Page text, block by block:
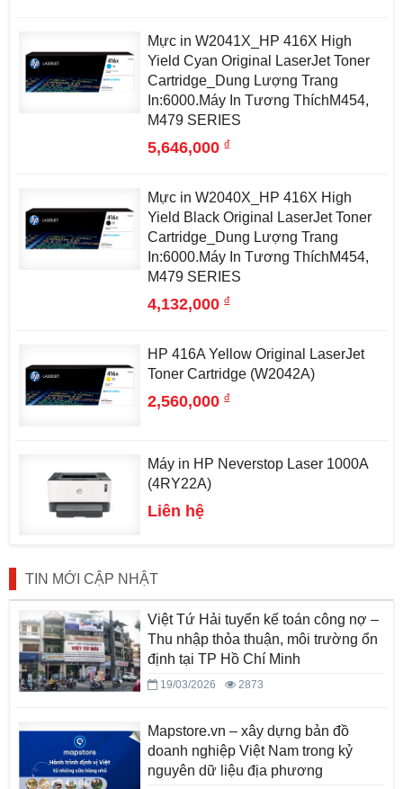
Mực in W2041X_HP 416X High
Yield Cyan Original LaserJet Toner
Cartridge_Dung Lượng Trang
In:6000.Máy In Tương ThíchM454,
M479 SERIES
5,646,000đ
Mực in W2040X_HP 416X High
Yield Black Original LaserJet Toner
Cartridge_Dung Lượng Trang
In:6000.Máy In Tương ThíchM454,
M479 SERIES
4,132,000đ
HP 416A Yellow Original LaserJet
Toner Cartridge (W2042A)
2,560,000đ
Máy in HP Neverstop Laser 1000A
(4RY22A)
Liên hệ
TIN MỚI CẬP NHẬT
Việt Tứ Hải tuyển kế toán công nợ –
Thu nhập thỏa thuận, môi trường ổn
định tại TP Hồ Chí Minh
19/03/2026 2873
Mapstore.vn – xây dựng bản đồ
doanh nghiệp Việt Nam trong kỷ
nguyên dữ liệu địa phương